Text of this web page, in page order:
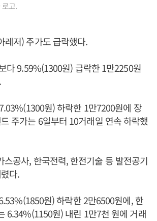
고.
레저) 주가도 급락했다.
다 9.59%(1300원) 급락한 1만2250원
원) 하락한 1만7200원에 장
주가는 6일부터 10거래일 연속 하락했
스공사, 한국전력, 한전기술 등 발전공기
다.
원) 하락한 2만6500원에, 한
6.34%(1150원) 내린 1만7천 원에 거래